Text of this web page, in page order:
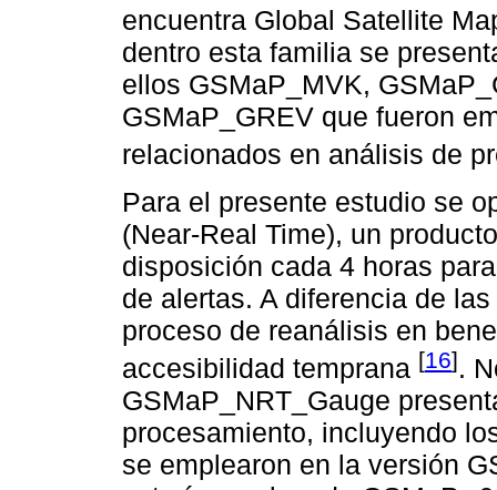
encuentra Global Satellite
dentro esta familia se
ellos GSMaP_MVK,
GSMaP_GREV que fueron
relacionados en análisis de
Para el presente estudio se
(Near-Real Time), un
disposición cada 4 horas
de alertas. A diferencia de
proceso de reanálisis en
accesibilidad temprana [16].
GSMaP_NRT_Gauge
procesamiento, incluyendo
se emplearon en la versión